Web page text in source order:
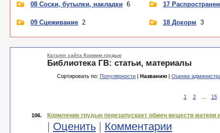
08 Соски, бутылки, накладки 6
09 Сцеживание 2
17
18 Докорм 3
Каталог сайта Кормим грудью
Библиотека ГВ: статьи, материалы
Сортировать по: Популярности | Названию | Оценке
1 2 15
106. Кормление грудью перезапускает обмен веществ матери
| Оценить | Комментарии